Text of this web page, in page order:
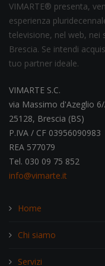
VIMARTE® presenta,
esperienza
televisione, nel web,
Brescia. Se intendi
tuo partner ideale.
VIMARTE S.C.
via Massimo d'Azeglio
25128, Brescia (BS)
P.IVA / CF 03956090983
REA 577079
Tel. 030 09 75 852
info@vimarte.it
Home
Chi siamo
Servizi